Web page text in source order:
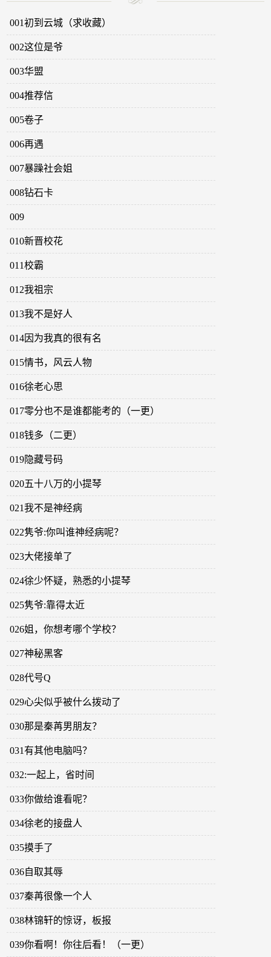
001初到云城（求收藏）
002这位是爷
003华盟
004推荐信
005卷子
006再遇
007暴躁社会姐
008钻石卡
009
010新晋校花
011校霸
012我祖宗
013我不是好人
014因为我真的很有名
015情书，风云人物
016徐老心思
017零分也不是谁都能考的（一更）
018钱多（二更）
019隐藏号码
020五十八万的小提琴
021我不是神经病
022隽爷:你叫谁神经病呢？
023大佬接单了
024徐少怀疑，熟悉的小提琴
025隽爷:靠得太近
026姐，你想考哪个学校？
027神秘黑客
028代号Q
029心尖似乎被什么拨动了
030那是秦苒男朋友？
031有其他电脑吗？
032:一起上，省时间
033你做给谁看呢？
034徐老的接盘人
035摸手了
036自取其辱
037秦苒很像一个人
038林锦轩的惊讶，板报
039你看啊！你往后看！（一更）